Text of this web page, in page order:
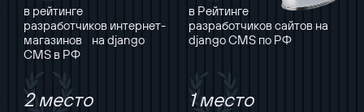
в рейтинге
разработчиков интернет-
магазинов на django
CMS в РФ
в Рейтинге
разработчиков сайтов на
django CMS по РФ
2 место 1 место